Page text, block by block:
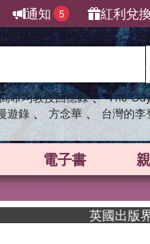
通知 5 紅利兌換
高希均教授回憶錄 、 The
遊錄 、 方念華 、 台灣的李
電子書
英國出版界